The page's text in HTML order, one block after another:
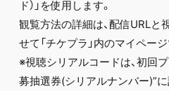
ド）」を使用します。
観覧方法の詳細は、配信URLと
せて「チケプラ」内のマイペー
※視聴シリアルコードは、初回
募抽選券(シリアルナンバー)”